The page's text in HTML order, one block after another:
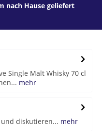
nach Hause geliefert
Single Malt Whisky 70 cl
mehr
diskutieren... mehr